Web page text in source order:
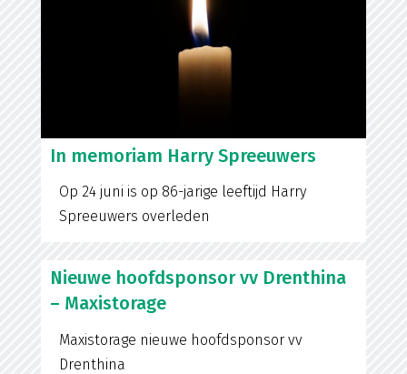
In memoriam Harry Spreeuwers
Op 24 juni is op 86-jarige leeftijd Harry
Spreeuwers overleden
Nieuwe hoofdsponsor vv Drenthina
– Maxistorage
Maxistorage nieuwe hoofdsponsor vv
Drenthina